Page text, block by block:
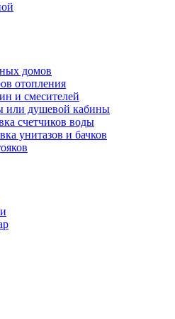
домов
отопления
и смесителей
или душевой кабины
счетчиков воды
унитазов и бачков